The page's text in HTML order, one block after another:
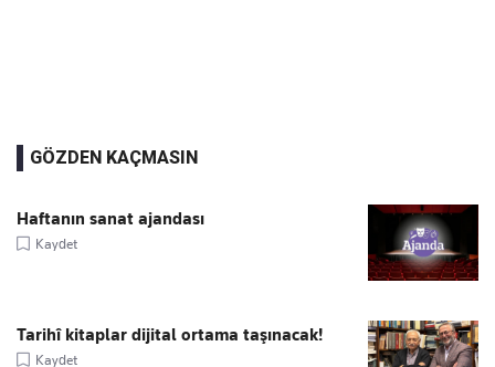
GÖZDEN KAÇMASIN
Haftanın sanat ajandası
Kaydet
Tarihî kitaplar dijital ortama taşınacak!
Kaydet